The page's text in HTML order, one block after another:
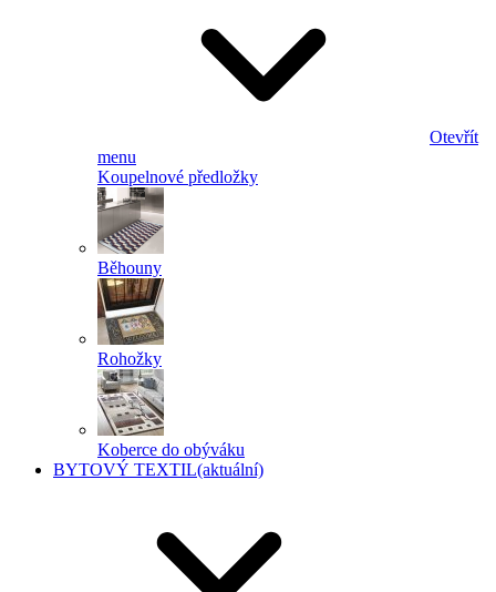
Otevřít
menu
Koupelnové předložky
Běhouny
Rohožky
Koberce do obýváku
BYTOVÝ TEXTIL(aktuální)